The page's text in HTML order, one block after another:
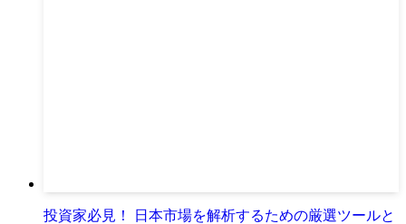
投資家必見！ 日本市場を解析するための厳選ツールと